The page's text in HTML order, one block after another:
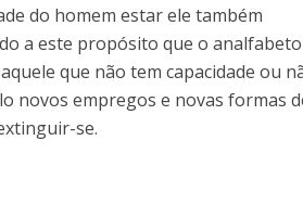
do homem estar ele também
a este propósito que o
que não tem capacidade ou
novos empregos e novas formas
se.